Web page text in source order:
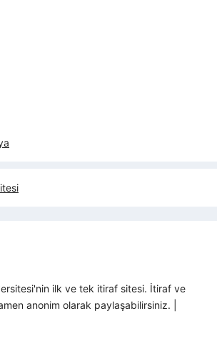
ilk ve tek itiraf sitesi. İtiraf ve
anonim olarak paylaşabilirsiniz. |